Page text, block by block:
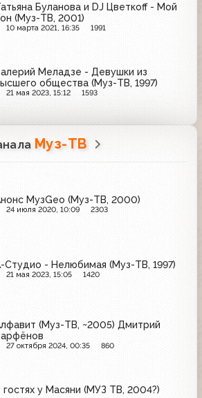
Буланова и DJ Цветкoff - Мой
(Муз-ТВ, 2001)
10 марта 2021, 16:35 1991
Меладзе - Девушки из
общества (Муз-ТВ, 1997)
21 мая 2023, 15:12 1593
Муз-ТВ
МузGeo (Муз-ТВ, 2000)
24 июля 2020, 10:09 2303
Студио - Нелюбимая (Муз-ТВ, 1997)
21 мая 2023, 15:05 1420
(Муз-ТВ, ~2005) Дмитрий
27 октября 2024, 00:35 860
гостях у Масяни (МУЗ ТВ, 2004?)